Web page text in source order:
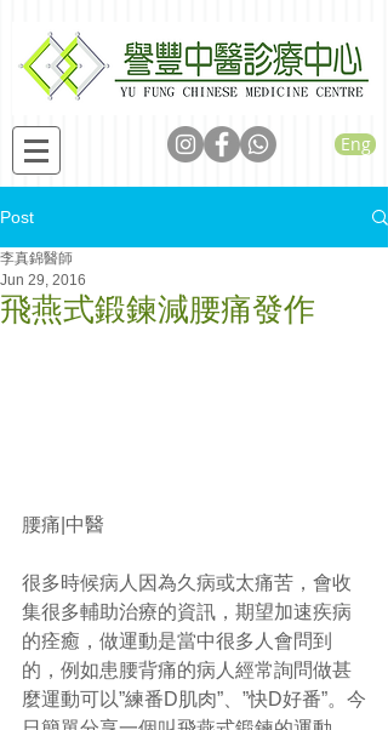
Eng
Post
飛燕式鍛鍊減腰痛發作
李真錦醫師
Jun 29, 2016
腰痛|中醫
很多時候病人因為久病或太痛苦，會收
集很多輔助治療的資訊，期望加速疾病
的痊癒，做運動是當中很多人會問到
的，例如患腰背痛的病人經常詢問做甚
麼運動可以”練番D肌肉”、”快D好番”。今